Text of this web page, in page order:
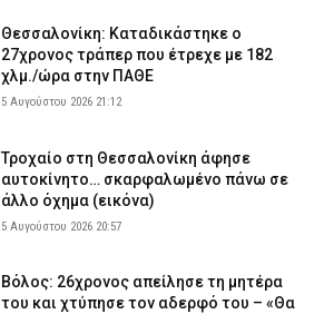
Θεσσαλονίκη: Καταδικάστηκε ο
27χρονος τράπερ που έτρεχε με 182
χλμ./ώρα στην ΠΑΘΕ
5 Αυγούστου 2026 21:12
Τροχαίο στη Θεσσαλονίκη άφησε
αυτοκίνητο… σκαρφαλωμένο πάνω σε
άλλο όχημα (εικόνα)
5 Αυγούστου 2026 20:57
Βόλος: 26χρονος απείλησε τη μητέρα
του και χτύπησε τον αδερφό του – «Θα